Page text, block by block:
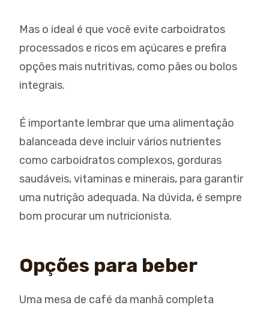
Mas o ideal é que você evite carboidratos
processados e ricos em açúcares e prefira
opções mais nutritivas, como pães ou bolos
integrais.
É importante lembrar que uma alimentação
balanceada deve incluir vários nutrientes
como carboidratos complexos, gorduras
saudáveis, vitaminas e minerais, para garantir
uma nutrição adequada. Na dúvida, é sempre
bom procurar um nutricionista.
Opções para beber
Uma mesa de café da manhã completa